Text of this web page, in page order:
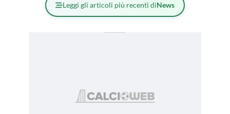
Leggi gli articoli più recenti diNews